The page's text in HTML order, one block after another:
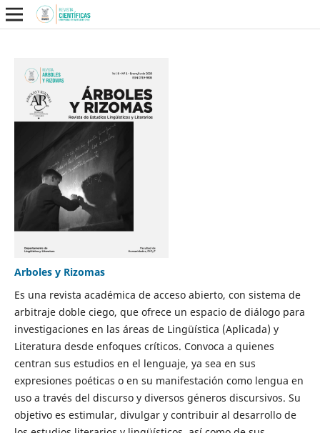
Arboles y Rizomas
Es una revista académica de acceso abierto, con sistema de
arbitraje doble ciego, que ofrece un espacio de diálogo para
investigaciones en las áreas de Lingüística (Aplicada) y
Literatura desde enfoques críticos. Convoca a quienes
centran sus estudios en el lenguaje, ya sea en sus
expresiones poéticas o en su manifestación como lengua en
uso a través del discurso y diversos géneros discursivos. Su
objetivo es estimular, divulgar y contribuir al desarrollo de